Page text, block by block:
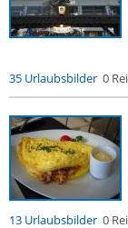
35 Urlaubsbilder 0
13 Urlaubsbilder 0